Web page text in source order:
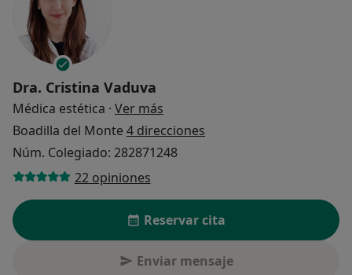
Dra. Cristina Vaduva
Médica estética · Ver más
Boadilla del Monte 4 direcciones
Núm. Colegiado: 282871248
22 opiniones
Reservar cita
Enviar mensaje